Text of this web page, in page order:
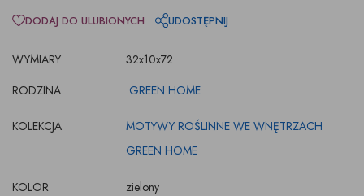
WYMIARY
32x10x72
RODZINA
GREEN HOME
KOLEKCJA
MOTYWY ROŚLINNE WE WNĘTRZACH
GREEN HOME
KOLOR
zielony
DODAJ DO ULUBIONYCH UDOSTĘPNIJ